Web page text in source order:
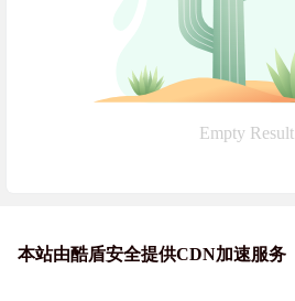
Empty Result
本站由酷盾安全提供CDN加速服务